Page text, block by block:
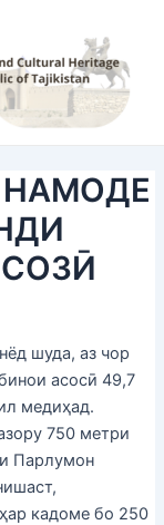
шуда, аз чор
асосӣ 49,7
медиҳад.
750 метри
Парлумон
кадоме бо 250